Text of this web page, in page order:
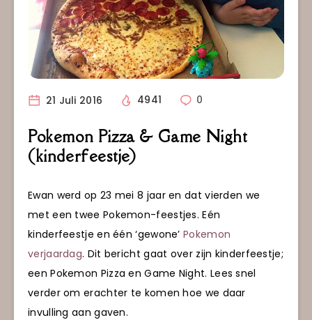
21 Juli 2016 4941 0
Pokemon Pizza & Game Night
(kinderfeestje)
Ewan werd op 23 mei 8 jaar en dat vierden we
met een twee Pokemon-feestjes. Eén
kinderfeestje en één ‘gewone’Pokemon
verjaardag. Dit bericht gaat over zijn kinderfeestje;
een Pokemon Pizza en Game Night. Lees snel
verder om erachter te komen hoe we daar
invulling aan gaven.